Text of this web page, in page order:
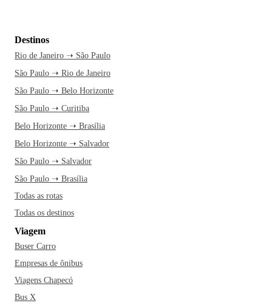
Destinos
Rio de Janeiro ➝ São Paulo
São Paulo ➝ Rio de Janeiro
São Paulo ➝ Belo Horizonte
São Paulo ➝ Curitiba
Belo Horizonte ➝ Brasília
Belo Horizonte ➝ Salvador
São Paulo ➝ Salvador
São Paulo ➝ Brasília
Todas as rotas
Todas os destinos
Viagem
Buser Carro
Empresas de ônibus
Viagens Chapecó
Bus X